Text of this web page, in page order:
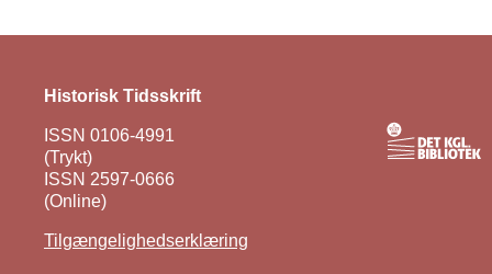
Historisk Tidsskrift
ISSN 0106-4991
(Trykt)
ISSN 2597-0666
(Online)
Tilgængelighedserklæring